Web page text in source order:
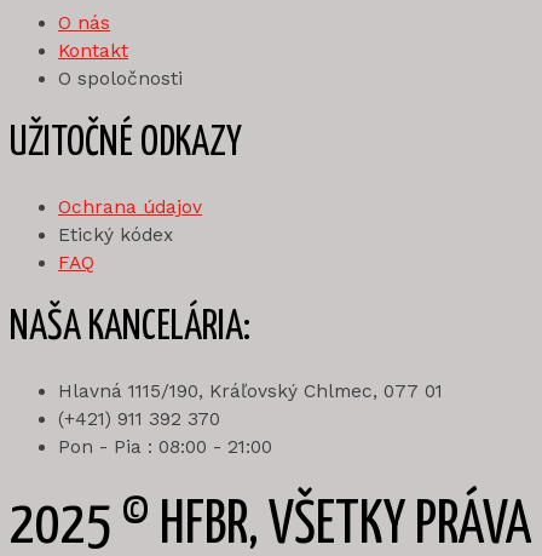
O nás
Kontakt
O spoločnosti
UŽITOČNÉ ODKAZY
Ochrana údajov
Etický kódex
FAQ
NAŠA KANCELÁRIA:
Hlavná 1115/190, Kráľovský Chlmec, 077 01
(+421) 911 392 370
Pon - Pia : 08:00 - 21:00
2025 © HFBR, VŠETKY PRÁVA